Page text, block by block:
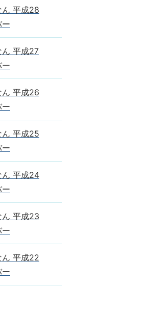
ん 平成28
ん 平成27
ん 平成26
ん 平成25
ん 平成24
ん 平成23
ん 平成22